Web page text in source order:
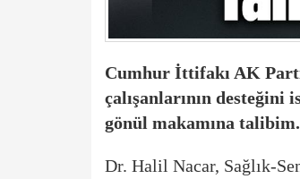
Cumhur İttifakı AK
çalışanlarının
gönül makamına
Dr. Halil Nacar, Sağlık-